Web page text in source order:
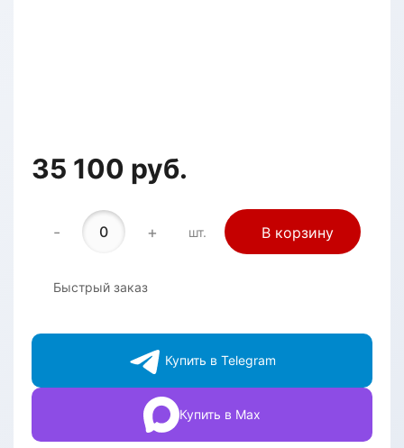
35 100 руб.
- + шт. В корзину
Быстрый заказ
Купить в Telegram
Купить в Max